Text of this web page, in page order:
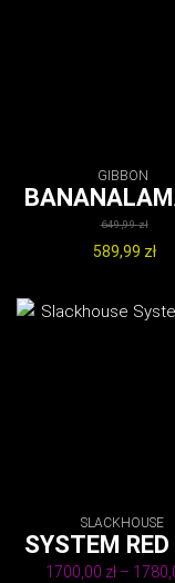
GIBBON
649,99zł
589,99 zł
cena
SLACKHOUSE
SYSTEM
1700,00 zł –